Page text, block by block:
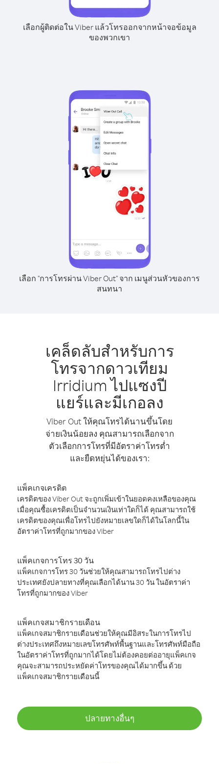
เลือกผู้ติดต่อใน Viber แล้วโทรออกจากหน้าจอข้อมูล
ของพวกเขา
เลือก "การโทรผ่าน Viber Out" จาก เมนูส่วนหัวของการ
สนทนา
เคล็ดลับสำหรับการ
โทรจากดาวเทียม
Irridium ไปแซงปี
แยร์และมีเกอลง
Viber Out ให้คุณโทรได้นานขึ้นโดย
จ่ายเงินน้อยลง คุณสามารถเลือกจาก
ตัวเลือกการโทรที่มีอัตราค่าโทรต่ำ
และยืดหยุ่นได้ของเรา:
แพ็คเกจเครดิต
เครดิตของ Viber Out จะถูกเพิ่มเข้าในยอดคงเหลือของคุณ
เมื่อคุณซื้อเครดิตเป็นจำนวนเงินเท่าใดก็ได้ คุณสามารถใช้
เครดิตของคุณเพื่อโทรไปยังหมายเลขใดก็ได้ในโลกนี้ใน
อัตราค่าโทรที่ถูกมากของ Viber
แพ็คเกจการโทร 30 วัน
แพ็คเกจการโทร 30 วันช่วยให้คุณสามารถโทรไปต่าง
ประเทศยังปลายทางที่คุณเลือกได้นาน 30 วัน ในอัตราค่า
โทรที่ถูกมากของ Viber
แพ็คเกจสมาชิกรายเดือน
แพ็คเกจสมาชิกรายเดือนช่วยให้คุณมีอิสระในการโทรไป
ต่างประเทศถึงหมายเลขโทรศัพท์พื้นฐานและโทรศัพท์มือถือ
ในอัตราค่าโทรที่ถูกมากได้โดยไม่ต้องคอยต่ออายุแพ็คเกจ
คุณจะสามารถประหยัดค่าโทรของคุณได้มากขึ้น ด้วย
แพ็คเกจสมาชิกรายเดือนนี้
ปลายทางอื่นๆ